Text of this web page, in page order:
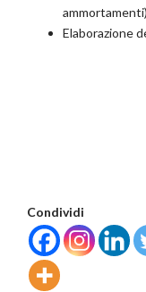
Elaborazione
Condividi